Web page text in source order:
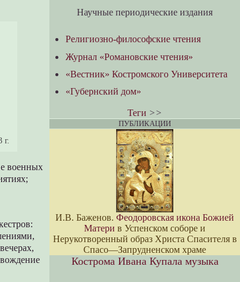
г.
военных
Научные периодические издания
Религиозно-философские чтения
Журнал «Романовские чтения»
«Вестник» Костромского Университета
«Губернский дом»
Теги >>
ПУБЛИКАЦИИ
И.В. Баженов. Феодоровская икона Божией
Матери в Успенском соборе и
Нерукотворенный образ Христа Спасителя в
Спасо—Запрудненском храме
Кострома Ивана Купала музыка